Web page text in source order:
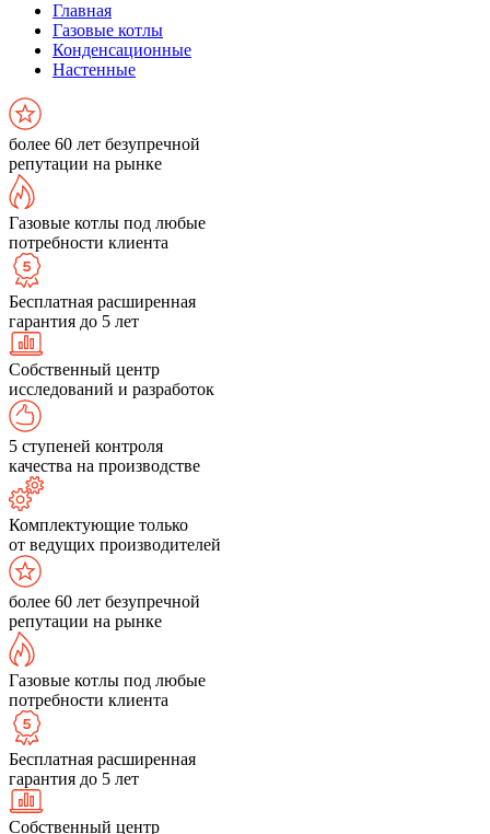
Главная
Газовые котлы
Конденсационные
Настенные
более 60 лет безупречной
репутации на рынке
Газовые котлы под любые
потребности клиента
Бесплатная расширенная
гарантия до 5 лет
Собственный центр
исследований и разработок
5 ступеней контроля
качества на производстве
Комплектующие только
от ведущих производителей
более 60 лет безупречной
репутации на рынке
Газовые котлы под любые
потребности клиента
Бесплатная расширенная
гарантия до 5 лет
Собственный центр